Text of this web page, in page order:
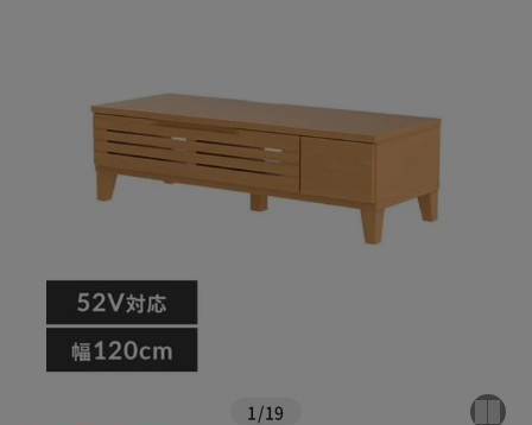
1 /19
※ご確認ください
カートに入れる